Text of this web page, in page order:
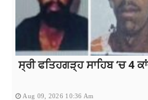
ਸ੍ਰੀ ਫਤਿਹਗੜ੍ਹ ਸਾਹਿਬ ‘ਚ 4
Aug 09, 2026 10:36 Am